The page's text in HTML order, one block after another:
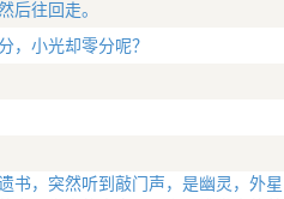
后往回走。
，小光却零分呢？
书，突然听到敲门声，是幽灵，外星